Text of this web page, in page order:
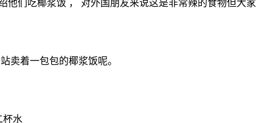
们吃椰浆饭 ， 对外国朋友来说这是非常辣的食物但大家
卖着一包包的椰浆饭呢。
杯水